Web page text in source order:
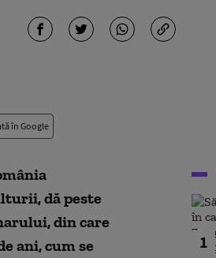
în Google
dă peste
din care
ani, cum se
1